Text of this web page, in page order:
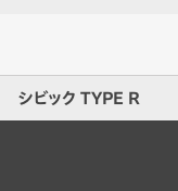
シビック TYPE R